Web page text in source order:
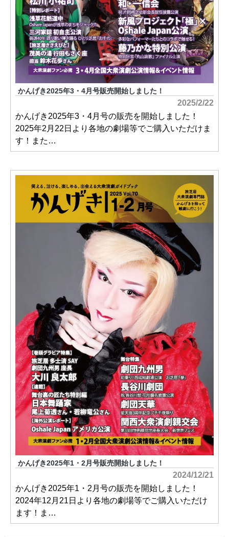
かんげき2025年3・4月号販売開始しました！
2025/2/22
かんげき2025年3・4月号の販売を開始しました！
2025年2月22日より各地の劇場等でご購入いただけま
す！また…
かんげき2025年1・2月号販売開始しました！
2024/12/21
かんげき2025年1・2月号の販売を開始しました！
2024年12月21日より各地の劇場等でご購入いただけ
ます！ま…